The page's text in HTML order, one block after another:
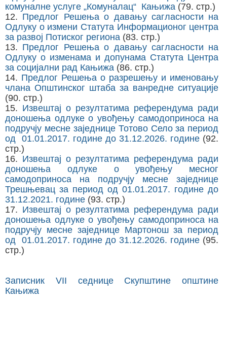
комуналне услуге „Комуналац“ Кањижа (79. стр.)
12. Предлог Решења о давању сагласности на
Одлуку о измени Статута Информационог центра
за развој Потиског региона (83. стр.)
13. Предлог Решења о давању сагласности на
Одлуку о изменама и допунама Статута Центра
за социјални рад Кањижа (86. стр.)
14. Предлог Решења о разрешењу и именовању
члана Општинског штаба за ванредне ситуације
(90. стр.)
15. Извештај о резултатима референдума ради
доношења одлуке о увођењу самодоприноса на
подручју месне заједнице Тотово Село за период
од 01.01.2017. године до 31.12.2026. године (92.
стр.)
16. Извештај о резултатима референдума ради
доношења одлуке о увођењу месног
самодоприноса на подручју месне заједнице
Трешњевац за период од 01.01.2017. године до
31.12.2021. године (93. стр.)
17. Извештај о резултатима референдума ради
доношења одлуке о увођењу самодоприноса на
подручју месне заједнице Мартонош за период
од 01.01.2017. године до 31.12.2026. године (95.
стр.)
Записник VII седнице Скупштине општине
Кањижа